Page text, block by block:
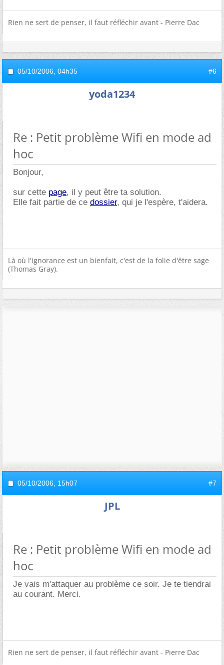
Rien ne sert de penser, il faut réfléchir avant - Pierre Dac
05/10/2006, 04h35 #6
yoda1234
Re : Petit problème Wifi en mode ad
hoc
Bonjour,
sur cette page, il y peut être ta solution.
Elle fait partie de ce dossier, qui je l'espère, t'aidera.
Là où l'ignorance est un bienfait, c'est de la folie d'être sage
(Thomas Gray).
05/10/2006, 15h07 #7
JPL
Re : Petit problème Wifi en mode ad
hoc
Je vais m'attaquer au problème ce soir. Je te tiendrai
au courant. Merci.
Rien ne sert de penser, il faut réfléchir avant - Pierre Dac